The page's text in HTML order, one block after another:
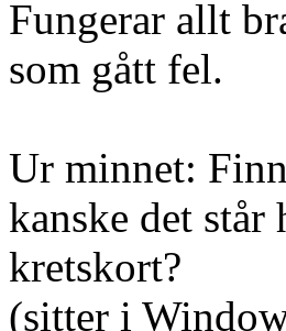
Fungerar allt
som gått fel.
Ur minnet:
kanske det står
kretskort?
(sitter i